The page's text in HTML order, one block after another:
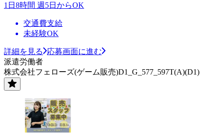
1日8時間 週5日からOK
交通費支給
未経験OK
詳細を見る
応募画面に進む
派遣労働者
株式会社フェローズ(ゲーム販売)D1_G_577_597T(A)(D1)